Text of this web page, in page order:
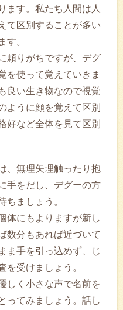
ます。私たち人間は人
て区別することが多い
す。
頼りがちですが、デグ
を使って覚えていきま
良い生き物なので視覚
ように顔を覚えて区別
好など全体を見て区別
、無理矢理触ったり抱
手をだし、デグーの方
ちましょう。
体にもよりますが新し
数分もあれば近づいて
ま手を引っ込めず、じ
を受けましょう。
しく小さな声で名前を
ってみましょう。話し